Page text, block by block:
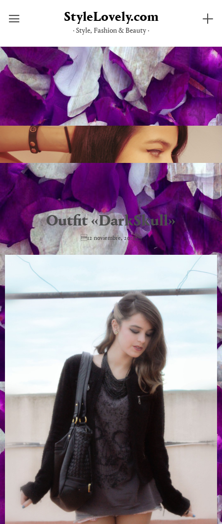
Saltar
al
contenido
StyleLovely.com
· Style, Fashion & Beauty ·
Outfit «DarkSkull»
12 noviembre, 2012